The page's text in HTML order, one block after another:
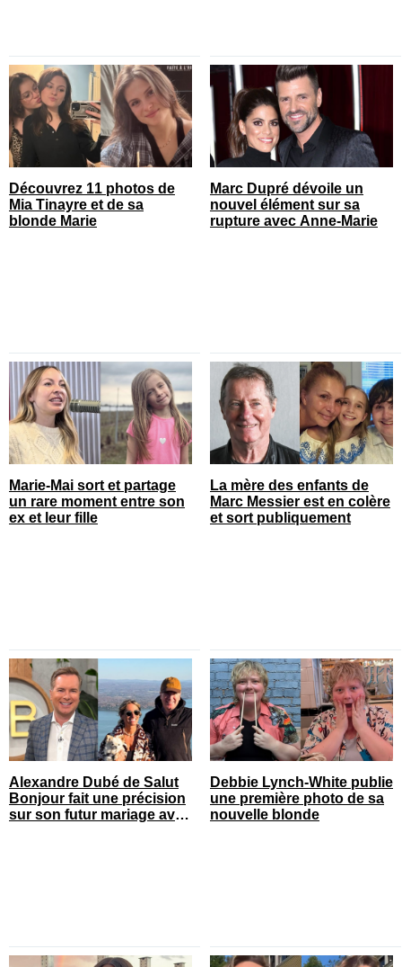
Découvrez 11 photos de
Mia Tinayre et de sa
blonde Marie
Marc Dupré dévoile un
nouvel élément sur sa
rupture avec Anne-Marie
Marie-Mai sort et partage
un rare moment entre son
ex et leur fille
La mère des enfants de
Marc Messier est en colère
et sort publiquement
Alexandre Dubé de Salut
Bonjour fait une précision
sur son futur mariage avec
Debbie Lynch-White publie
une première photo de sa
nouvelle blonde